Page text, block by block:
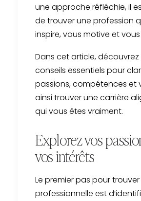
une approche réfléchie, il
de trouver une profession
inspire, vous motive et
Dans cet article, découvrez
conseils essentiels pour
passions, compétences et
ainsi trouver une carrière
qui vous êtes vraiment.
Explorez vos
vos intérêts
Le premier pas pour
professionnelle est